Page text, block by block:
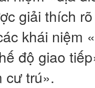
giải thích
khái niệm
độ giao
cư trú».